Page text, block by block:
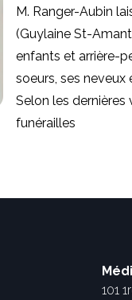
M. Ranger-Aubin
(Guylaine St-
enfants et arrière-
soeurs, ses neveux
Selon les dernières
funérailles
101